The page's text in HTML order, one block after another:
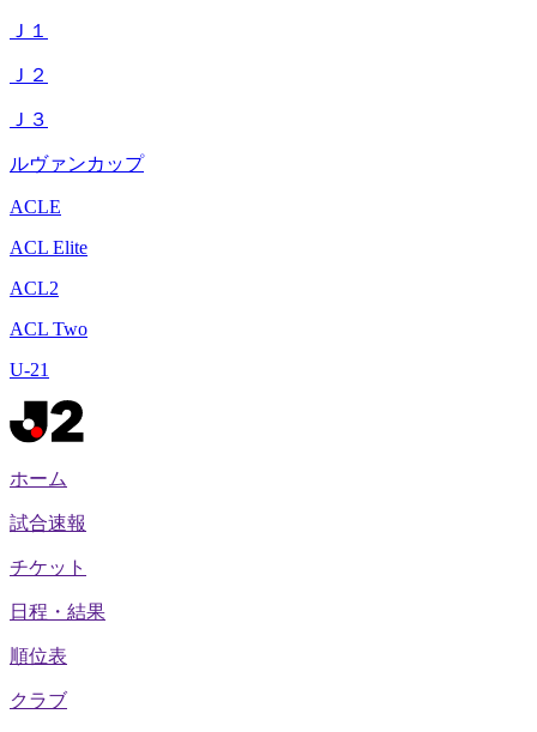
Ｊ１
Ｊ２
Ｊ３
ルヴァンカップ
ACLE
ACL Elite
ACL2
ACL Two
U-21
ホーム
試合速報
チケット
日程・結果
順位表
クラブ